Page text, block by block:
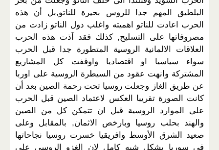
البلطيق المهم جدا للروس بحيرة للناتو,بل أن هذه
الحرب اعادت للناتو اهميته واغلب دول الناتو زادت من
مصروفاتها على التسليح, كذلك فقد آذت هذه الحرب
العلاقات الالمانية الروسية المتطورة جدا قبل الحرب
سواء سياسيا او اقتصاديا واوقفت كل المشاريع
المشتركة وانهت عقود من السيطرة الروسية على اوربا
عن طريق الغاز وجعلت روسيا تحت رحمة الصين بعد أن
كانت الصورة تقريبا العكس لاعتماد الصين قبل الحرب
على الموارد الروسية قبل ان تتمكن كل من الصين
والهند بحلب روسيا وبارخص الاثمان, بالمقابل وعلى
صعيد الشرق الأوسط وافريقيا خسرت روسيا نجاحاتها
في سوريا بشكل شبه كامل لان الغزو الروسي على